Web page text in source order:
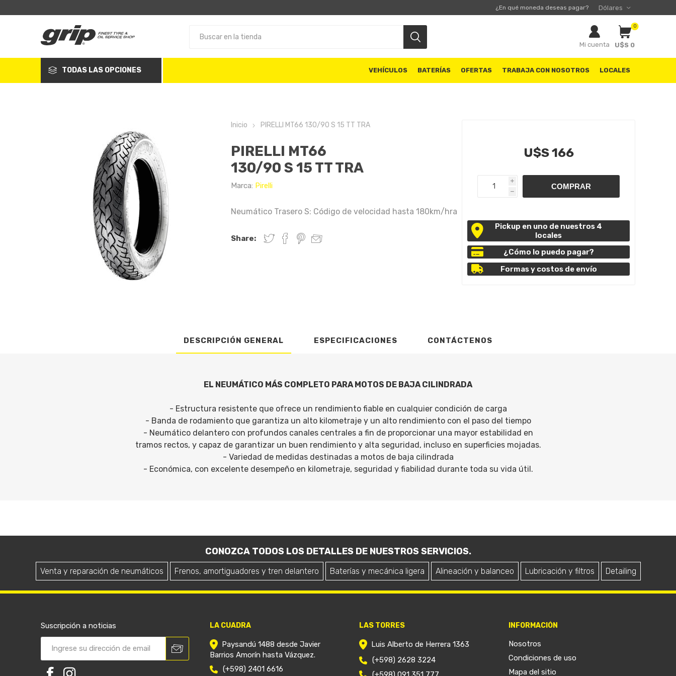
¿En qué moneda deseas pagar?
Mi cuenta
0
U$S 0
TODAS LAS OPCIONES VEHÍCULOS BATERÍAS OFERTAS TRABAJA CON NOSOTROS LOCALES
Inicio PIRELLI MT66 130/90 S 15 TT TRA
PIRELLI MT66
130/90 S 15 TT TRA
Marca: Pirelli
Neumático Trasero S: Código de velocidad hasta 180km/hra
Share:
U$S 166
i
h
Pickup en uno de nuestros 4
locales
¿Cómo lo puedo pagar?
Formas y costos de envío
DESCRIPCIÓN GENERAL ESPECIFICACIONES CONTÁCTENOS
EL NEUMÁTICO MÁS COMPLETO PARA MOTOS DE BAJA CILINDRADA
- Estructura resistente que ofrece un rendimiento fiable en cualquier condición de carga
- Banda de rodamiento que garantiza un alto kilometraje y un alto rendimiento con el paso del tiempo
- Neumático delantero con profundos canales centrales a fin de proporcionar una mayor estabilidad en
tramos rectos, y capaz de garantizar un buen rendimiento y alta seguridad, incluso en superficies mojadas.
- Variedad de medidas destinadas a motos de baja cilindrada
- Económica, con excelente desempeño en kilometraje, seguridad y fiabilidad durante toda su vida útil.
CONOZCA TODOS LOS DETALLES DE NUESTROS SERVICIOS.
Venta y reparación de neumáticos Frenos, amortiguadores y tren delantero Baterías y mecánica ligera Alineación y balanceo Lubricación y filtros Detailing
Suscripción a noticias LA CUADRA
Paysandú 1488 desde Javier
Barrios Amorín hasta Vázquez.
(+598) 2401 6616
LAS TORRES
Luis Alberto de Herrera 1363
(+598) 2628 3224
INFORMACIÓN
Nosotros
Condiciones de uso
Mapa del sitio